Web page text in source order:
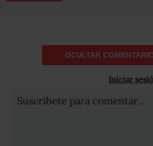
OCULTAR
Iniciar
Suscribete para comentar...